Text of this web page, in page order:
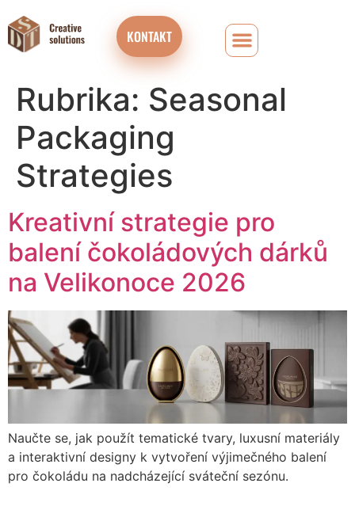
KONTAKT
Rubrika: Seasonal
Packaging
Strategies
Kreativní strategie pro
balení čokoládových dárků
na Velikonoce 2026
Naučte se, jak použít tematické tvary, luxusní materiály
a interaktivní designy k vytvoření výjimečného balení
pro čokoládu na nadcházející sváteční sezónu.